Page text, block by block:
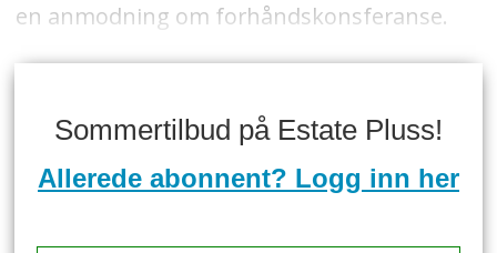
en anmodning om forhåndskonsferanse.
Sommertilbud på Estate Pluss!
Allerede abonnent? Logg inn her